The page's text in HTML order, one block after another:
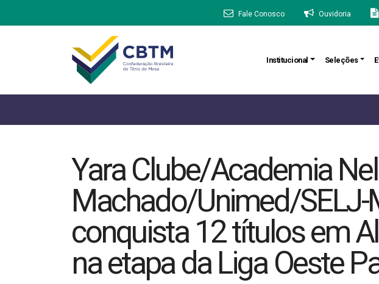
Fale Conosco Ouvidoria
Institucional Seleções
Yara Clube/Academia
Machado/Unimed/SELJ-
conquista 12 títulos em
na etapa da Liga Oeste